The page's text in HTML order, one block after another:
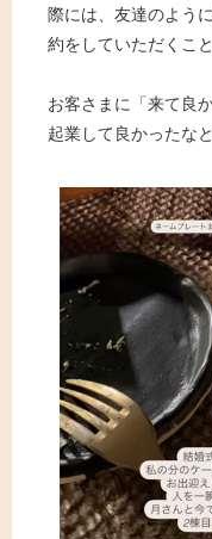
際には、友達のよう
約をしていただくこ
お客さまに「来て良
起業して良かったな